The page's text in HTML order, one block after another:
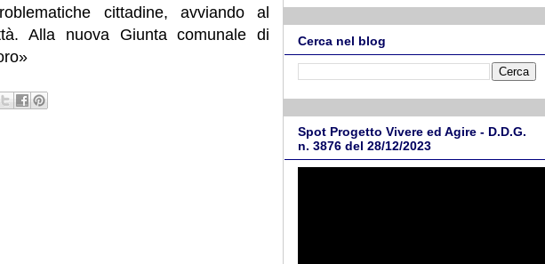
cittadine, avviando al
Alla nuova Giunta comunale di
Cerca nel blog
Spot Progetto Vivere ed Agire - D.D.G.
n. 3876 del 28/12/2023